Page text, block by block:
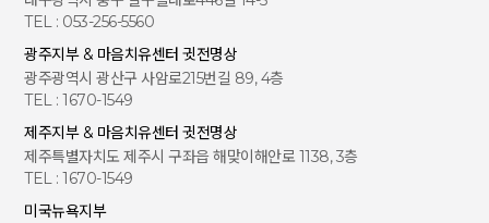
TEL : 053-256-5560
광주지부 & 마음치유센터 귓전명상
광주광역시 광산구 사암로215번길 89, 4층
TEL : 1670-1549
제주지부 & 마음치유센터 귓전명상
제주특별자치도 제주시 구좌읍 해맞이해안로 1138, 3층
TEL : 1670-1549
미국뉴욕지부